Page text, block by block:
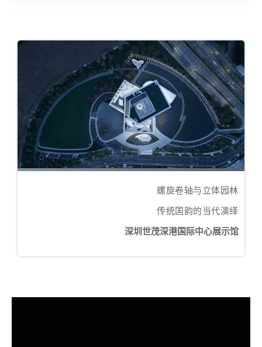
螺旋卷轴与立体园林
传统国韵的当代演绎
深圳世茂深港国际中心展示馆